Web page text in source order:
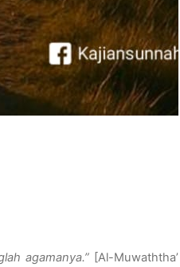
agamanya.” [Al-Muwaththa’